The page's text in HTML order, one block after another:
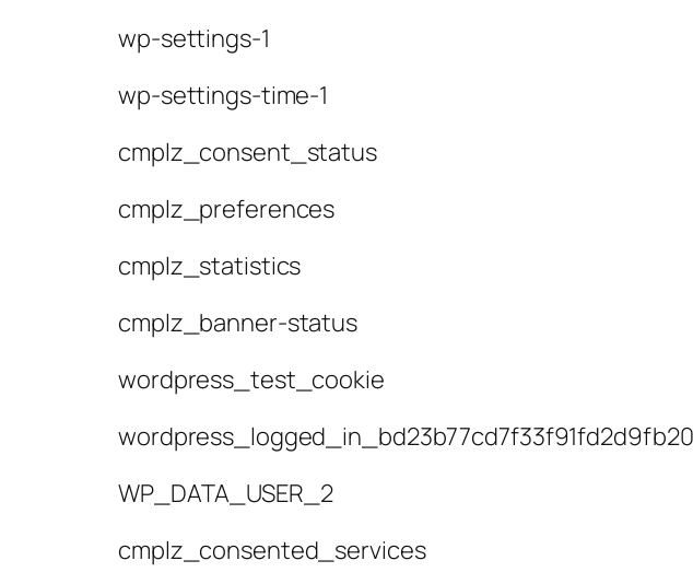
wp-settings-1
wp-settings-time-1
cmplz_consent_status
cmplz_preferences
cmplz_statistics
cmplz_banner-status
wordpress_test_cookie
WP_DATA_USER_2
cmplz_consented_services